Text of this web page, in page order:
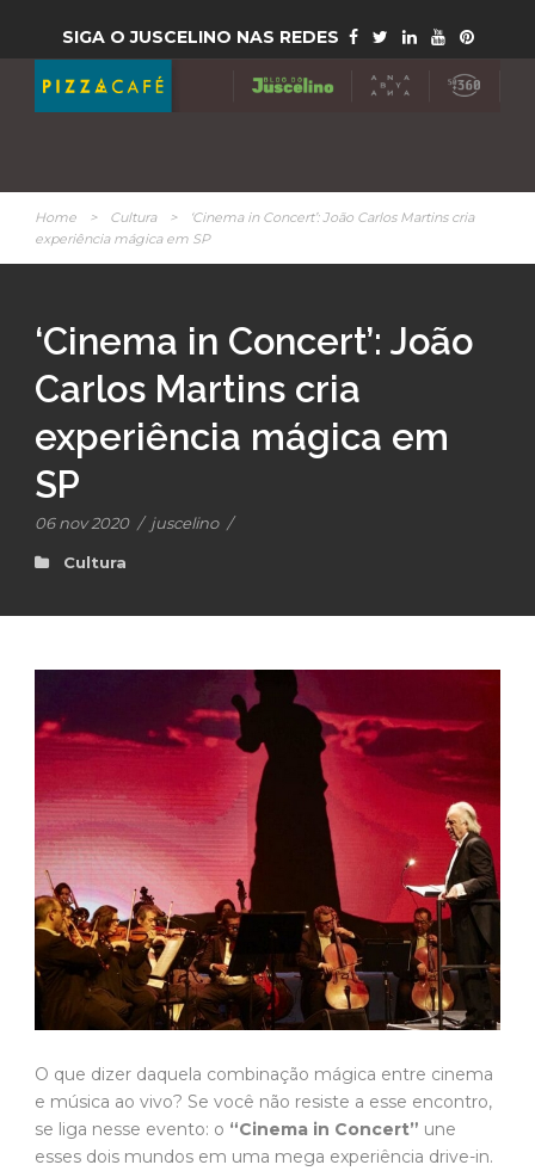
SIGA O JUSCELINO NAS REDES
Home > Cultura >
‘Cinema in Concert’: João Carlos Martins cria
experiência mágica em SP
‘Cinema in Concert’: João
Carlos Martins cria
experiência mágica em
SP
06 nov 2020 / juscelino /
Cultura
O que dizer daquela combinação mágica entre cinema
e música ao vivo? Se você não resiste a esse encontro,
se liga nesse evento: o “Cinema in Concert” une
esses dois mundos em uma mega experiência drive-in.